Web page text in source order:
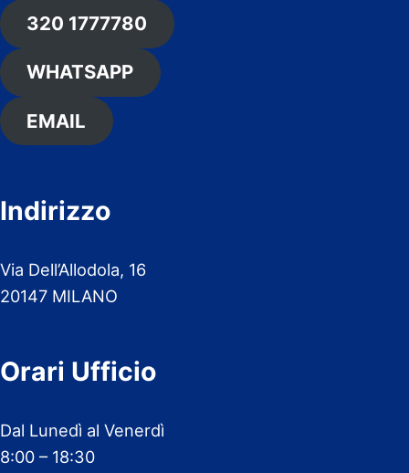
320 1777780
WHATSAPP
EMAIL
Indirizzo
Via Dell’Allodola, 16
20147 MILANO
Orari Ufficio
Dal Lunedì al Venerdì
8:00 – 18:30